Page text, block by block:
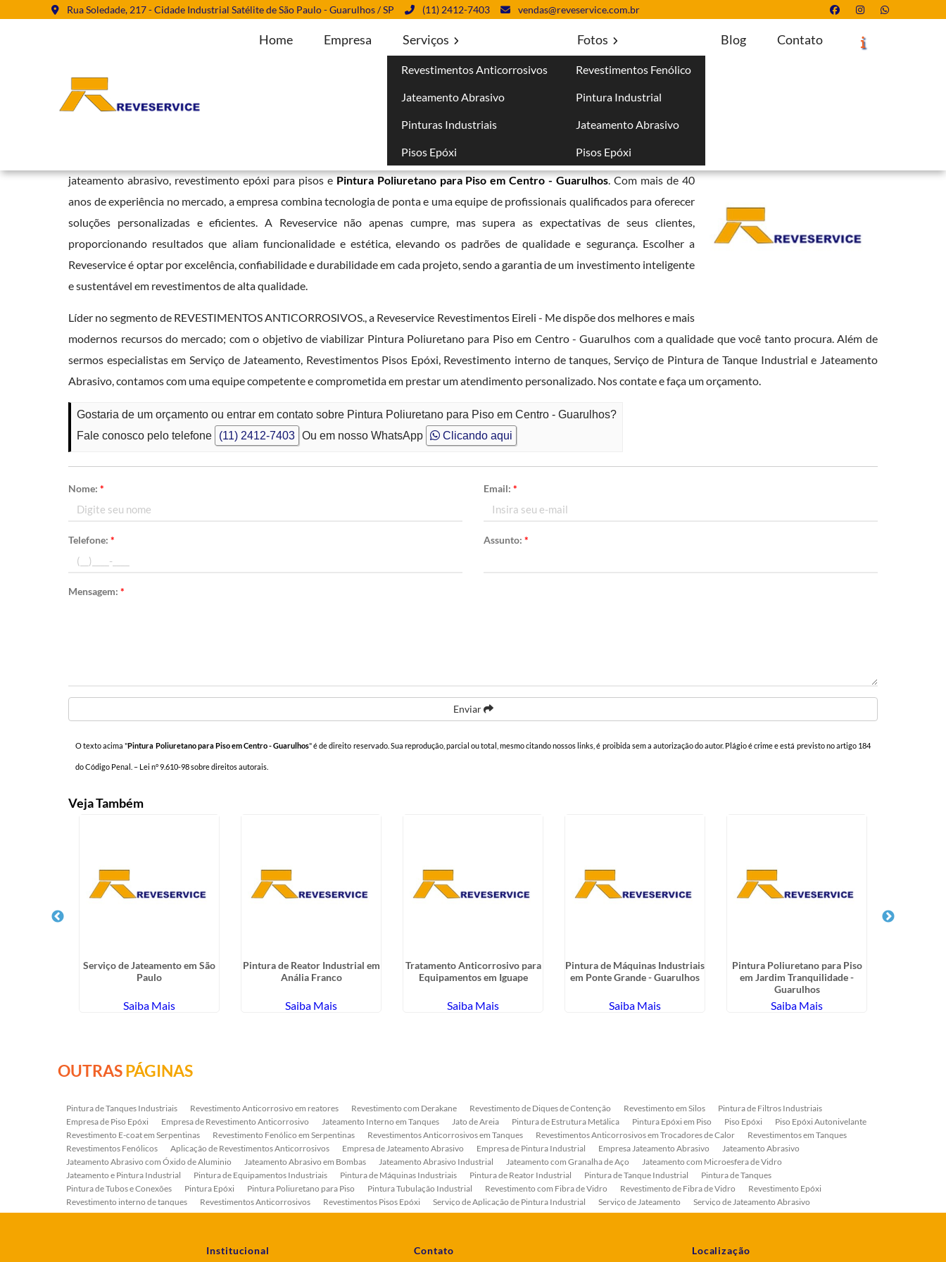
Rua Soledade, 217 - Cidade Industrial Satélite de São Paulo - Guarulhos / SP (11) 2412-7403 vendas@reveservice.com.br
Home Empresa Serviços
Revestimentos Anticorrosivos
Jateamento Abrasivo
Pinturas Industriais
Pisos Epóxi
Fotos
Revestimentos Fenólico
Pintura Industrial
Jateamento Abrasivo
Pisos Epóxi
Blog Contato
Pintura Poliuretano para Piso em Centro - Guarulhos Solicite um Orçamento
A Reveservice se destaca como uma referência inigualável em serviços de revestimentos anticorrosivos, pintura industrial,
jateamento abrasivo, revestimento epóxi para pisos ePintura Poliuretano para Piso em Centro - Guarulhos. Com mais de 40
anos de experiência no mercado, a empresa combina tecnologia de ponta e uma equipe de profissionais qualificados para oferecer
soluções personalizadas e eficientes. A Reveservice não apenas cumpre, mas supera as expectativas de seus clientes,
proporcionando resultados que aliam funcionalidade e estética, elevando os padrões de qualidade e segurança. Escolher a
Reveservice é optar por excelência, confiabilidade e durabilidade em cada projeto, sendo a garantia de um investimento inteligente
e sustentável em revestimentos de alta qualidade.
Líder no segmento de REVESTIMENTOS ANTICORROSIVOS., a Reveservice Revestimentos Eireli - Me dispõe dos melhores e mais
modernos recursos do mercado; com o objetivo de viabilizar Pintura Poliuretano para Piso em Centro - Guarulhos com a qualidade que você tanto procura. Além de
sermos especialistas em Serviço de Jateamento, Revestimentos Pisos Epóxi, Revestimento interno de tanques, Serviço de Pintura de Tanque Industrial e Jateamento
Abrasivo, contamos com uma equipe competente e comprometida em prestar um atendimento personalizado. Nos contate e faça um orçamento.
Gostaria de um orçamento ou entrar em contato sobre Pintura Poliuretano para Piso em Centro - Guarulhos?
Fale conosco pelo telefone
(11) 2412-7403 Ou em nosso WhatsApp Clicando aqui
Nome:* Email: *
Telefone:* Assunto: *
Mensagem:*
Enviar
O texto acima "Pintura Poliuretano para Piso em Centro - Guarulhos" é de direito reservado. Sua reprodução, parcial ou total, mesmo citando nossos links, é proibida sem a autorização do autor. Plágio é crime e está previsto no artigo 184
do Código Penal. – Lei n° 9.610-98 sobre direitos autorais
Veja Também
Serviço de Jateamento em São
Paulo
Saiba Mais
Pintura de Reator Industrial em
Anália Franco
Saiba Mais
Tratamento Anticorrosivo para
Equipamentos em Iguape
Saiba Mais
Pintura de Máquinas Industriais
em Ponte Grande - Guarulhos
Saiba Mais
Pintura Poliuretano para Piso
em Jardim Tranquilidade -
Guarulhos
Saiba Mais
OUTRASPÁGINAS
Pintura de Tanques Industriais Revestimento Anticorrosivo em reatores Revestimento com Derakane Revestimento de Diques de Contenção Revestimento em Silos
Pintura de Filtros Industriais
Empresa de Piso Epóxi
Empresa de Revestimento Anticorrosivo Jateamento Interno em Tanques Jato de Areia Pintura de Estrutura Metálica Pintura Epóxi em Piso Piso Epóxi
Piso Epóxi Autonivelante
Revestimento E-coat em Serpentinas
Revestimento Fenólico em Serpentinas Revestimentos Anticorrosivos em Tanques Revestimentos Anticorrosivos em Trocadores de Calor
Revestimentos em Tanques
Revestimentos Fenólicos
Aplicação de Revestimentos Anticorrosivos Empresa de Jateamento Abrasivo Empresa de Pintura Industrial Empresa Jateamento Abrasivo
Jateamento Abrasivo
Jateamento Abrasivo com Óxido de Aluminio
Jateamento Abrasivo em Bombas Jateamento Abrasivo Industrial Jateamento com Granalha de Aço
Jateamento com Microesfera de Vidro
Jateamento e Pintura Industrial
Pintura de Equipamentos Industriais Pintura de Máquinas Industriais Pintura de Reator Industrial Pintura de Tanque Industrial
Pintura de Tanques
Pintura de Tubos e Conexões
Pintura Epóxi Pintura Poliuretano para Piso Pintura Tubulação Industrial Revestimento com Fibra de Vidro Revestimento de Fibra de Vidro
Revestimento Epóxi
Revestimento interno de tanques
Revestimentos Anticorrosivos Revestimentos Pisos Epóxi Serviço de Aplicação de Pintura Industrial Serviço de Jateamento
Serviço de Jateamento Abrasivo
Serviço de Jateamento e Pintura
Serviço de Jateamento em Bombas Serviço de Pintura de Bombas Industriais Serviço de Pintura de Tanque Industrial
Serviço de Pintura de Válvulas
Institucional Contato Localização